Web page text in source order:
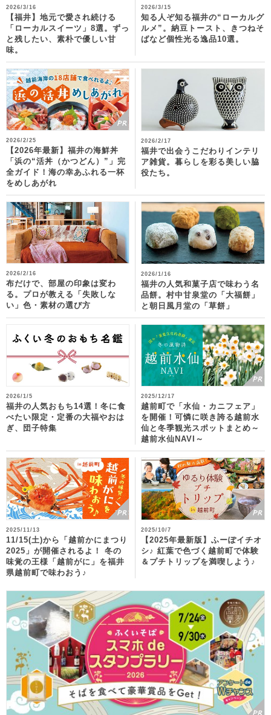
2026/3/16
【福井】地元で愛され続ける
「ローカルスイーツ」8選。ずっ
と残したい、素朴で優しい甘
味。
2026/3/15
知る人ぞ知る福井の“ローカルグ
ルメ”。納豆トースト、きつねそ
ばなど個性光る逸品10選。
2026/2/25
【2026年最新】福井の海鮮丼
「浜の“活丼（かつどん）”」完
全ガイド！海の幸あふれる一杯
をめしあがれ
2026/2/17
福井で出会うこだわりインテリ
ア雑貨。暮らしを彩る美しい脇
役たち。
2026/2/16
布だけで、部屋の印象は変わ
る。プロが教える「失敗しな
い」色・素材の選び方
2026/1/16
福井の人気和菓子店で味わう名
品餅。村中甘泉堂の「大福餅」
と朝日風月堂の「草餅」
2026/1/5
福井の人気おもち14選！冬に食
べたい限定・定番の大福やおは
ぎ、団子特集
2025/12/17
越前町で「水仙・カニフェア」
を開催！可憐に咲き誇る越前水
仙と冬季観光スポットまとめ～
越前水仙NAVI～
2025/11/13
11/15(土)から「越前かにまつり
2025」が開催されるよ！ 冬の
味覚の王様「越前がに」を福井
県越前町で味わおう♪
2025/10/7
【2025年最新版】ふーぽイチオ
シ♪ 紅葉で色づく越前町で体験
＆プチトリップを満喫しよう♪